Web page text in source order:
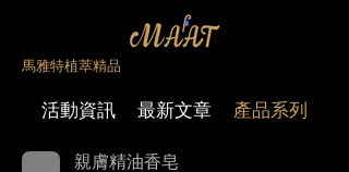
馬雅特植萃精品
活動資訊 最新文章 產品系列
親膚精油香皂